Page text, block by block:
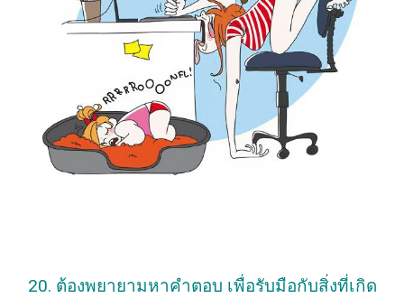
20. ต้องพยายามหาคำตอบ เพื่อรับมือกับสิ่งที่เกิด